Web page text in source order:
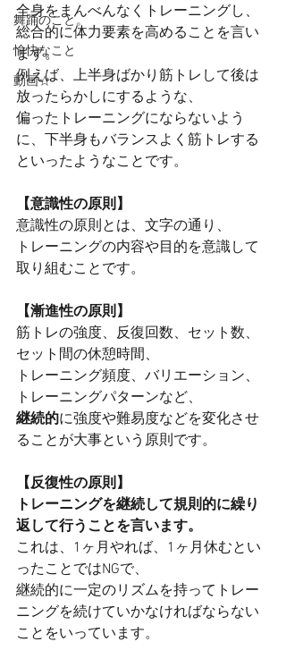
舞踊のこと。
愉快なこと
動画☆
全身をまんべんなくトレーニングし、
総合的に体力要素を高めることを言い
ます。
例えば、上半身ばかり筋トレして後は
放ったらかしにするような、
偏ったトレーニングにならないよう
に、下半身もバランスよく筋トレする
といったようなことです。
【意識性の原則】
意識性の原則とは、文字の通り、
トレーニングの内容や目的を意識して
取り組むことです。
【漸進性の原則】
筋トレの強度、反復回数、セット数、
セット間の休憩時間、
トレーニング頻度、バリエーション、
トレーニングパターンなど、
継続的に強度や難易度などを変化させ
ることが大事という原則です。
【反復性の原則】
トレーニングを継続して規則的に繰り
返して行うことを言います。
これは、1ヶ月やれば、1ヶ月休むとい
ったことではNGで、
継続的に一定のリズムを持ってトレー
ニングを続けていかなければならない
ことをいっています。